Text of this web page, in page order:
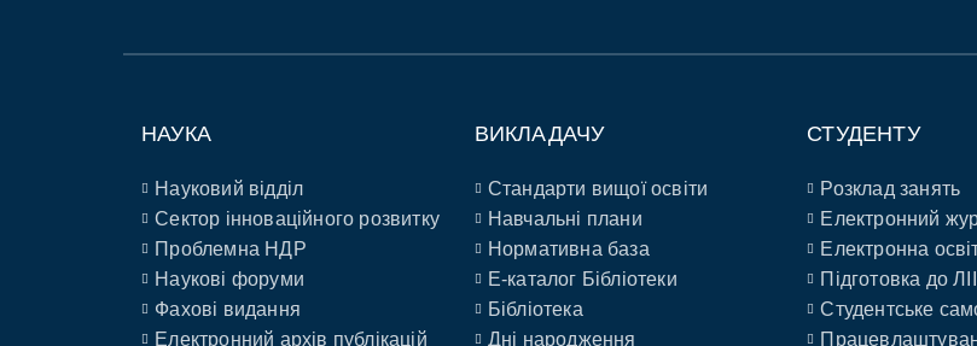
НАУКА
Науковий відділ
Сектор інноваційного розвитку
Проблемна НДР
Наукові форуми
Фахові видання
Електронний архів публікацій
ВИКЛАДАЧУ
Стандарти вищої освіти
Навчальні плани
Нормативна база
E-каталог Бібліотеки
Бібліотека
Дні народження
СТУДЕНТУ
Розклад занять
Електронний
Електронна
Підготовка до
Студентське